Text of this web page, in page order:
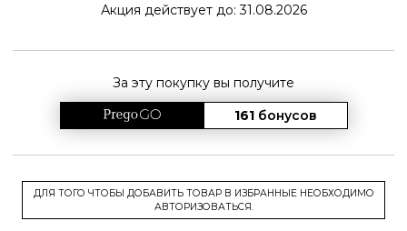
Акция действует до: 31.08.2026
За эту покупку вы получите
161 бонусов
ДЛЯ ТОГО ЧТОБЫ ДОБАВИТЬ ТОВАР В ИЗБРАННЫЕ НЕОБХОДИМО
АВТОРИЗОВАТЬСЯ.